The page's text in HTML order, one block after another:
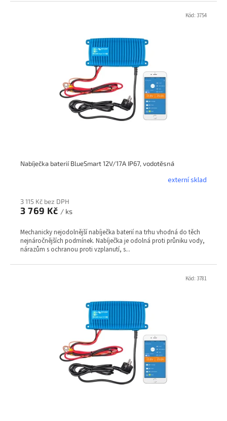
Nabíječka baterií BlueSmart 12V/17A IP67, vodotěsná
externí sklad
3 115 Kč bez DPH
3 769 Kč / ks
Mechanicky nejodolnější nabíječka baterií na trhu vhodná do těch
nejnáročnějších podmínek. Nabíječka je odolná proti průniku vody,
nárazům s ochranou proti vzplanutí, s...
Kód: 3754
Kód: 3781